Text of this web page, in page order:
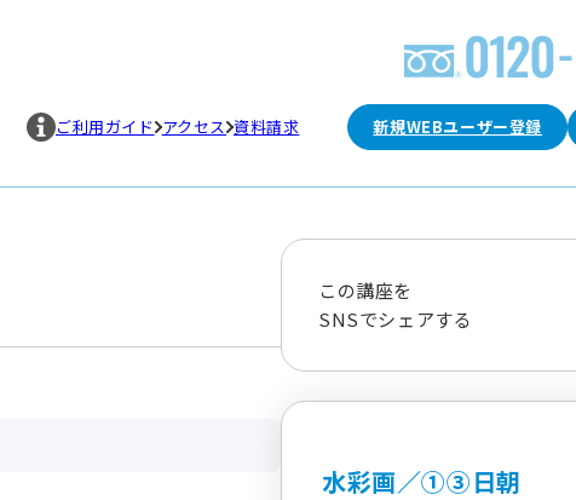
新規WEBユーザー登録
ご利用ガイド アクセス 資料請求
この講座を
SNSでシェアする
水彩画／①③日朝